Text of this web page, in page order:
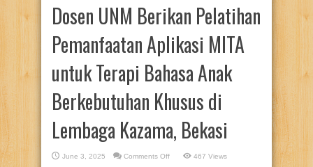
Dosen UNM Berikan Pelatihan
Pemanfaatan Aplikasi MITA
untuk Terapi Bahasa Anak
Berkebutuhan Khusus di
Lembaga Kazama, Bekasi
June 3, 2025 Comments Offon
467 Views